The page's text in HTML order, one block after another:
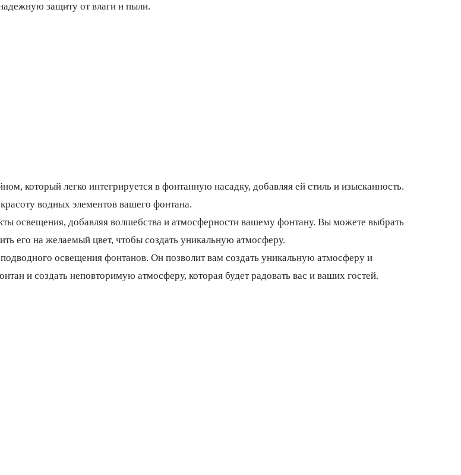
защиту от влаги и пыли.
который легко интегрируется в фонтанную насадку, добавляя ей стиль и изысканность.
водных элементов вашего фонтана.
освещения, добавляя волшебства и атмосферности вашему фонтану. Вы можете выбрать
его на желаемый цвет, чтобы создать уникальную атмосферу.
освещения фонтанов. Он позволит вам создать уникальную атмосферу и
и создать неповторимую атмосферу, которая будет радовать вас и ваших гостей.